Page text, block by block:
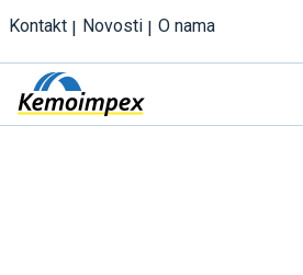
Kontakt Novosti O nama